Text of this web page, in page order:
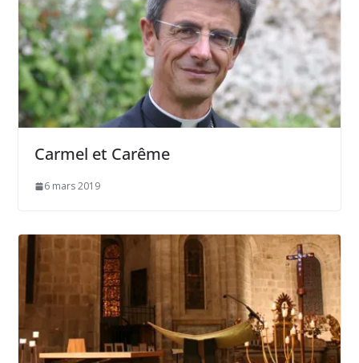
Carmel et Carême
6 mars 2019